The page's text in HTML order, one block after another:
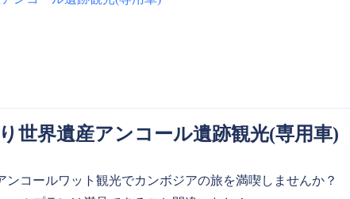
世界遺産アンコール遺跡観光(専用車)
コールワット観光でカンボジアの旅を満喫しませんか？